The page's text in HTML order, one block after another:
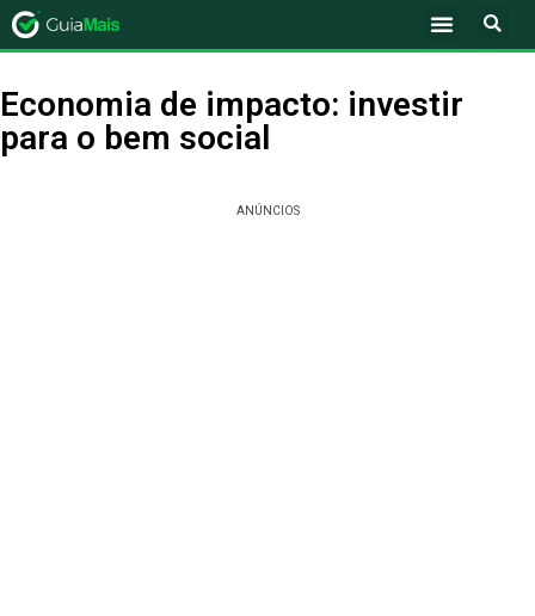
Economia de impacto: investir
para o bem social
ANÚNCIOS